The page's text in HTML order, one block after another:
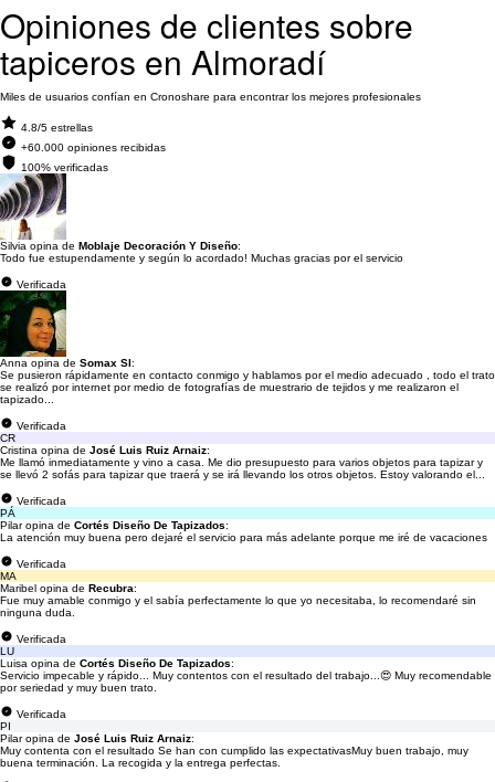
Opiniones de clientes sobre
tapiceros en Almoradí
Miles de usuarios confían en Cronoshare para encontrar los mejores profesionales
4.8/5 estrellas
+60.000 opiniones recibidas
100% verificadas
Silvia opina de Moblaje Decoración Y Diseño:
Todo fue estupendamente y según lo acordado! Muchas gracias por el servicio
Verificada
Anna opina de Somax Sl:
Se pusieron rápidamente en contacto conmigo y hablamos por el medio adecuado , todo el trato
se realizó por internet por medio de fotografías de muestrario de tejidos y me realizaron el
tapizado...
Verificada
CR
Cristina opina de José Luis Ruiz Arnaiz:
Me llamó inmediatamente y vino a casa. Me dio presupuesto para varios objetos para tapizar y
se llevó 2 sofás para tapizar que traerá y se irá llevando los otros objetos. Estoy valorando el...
Verificada
PÁ
Pilar opina de Cortés Diseño De Tapizados:
La atención muy buena pero dejaré el servicio para más adelante porque me iré de vacaciones
Verificada
MA
Maribel opina de Recubra:
Fue muy amable conmigo y el sabía perfectamente lo que yo necesitaba, lo recomendaré sin
ninguna duda.
Verificada
LU
Luisa opina de Cortés Diseño De Tapizados:
Servicio impecable y rápido... Muy contentos con el resultado del trabajo...😍 Muy recomendable
por seriedad y muy buen trato.
Verificada
PI
Pilar opina de José Luis Ruiz Arnaiz:
Muy contenta con el resultado Se han con cumplido las expectativasMuy buen trabajo, muy
buena terminación. La recogida y la entrega perfectas.